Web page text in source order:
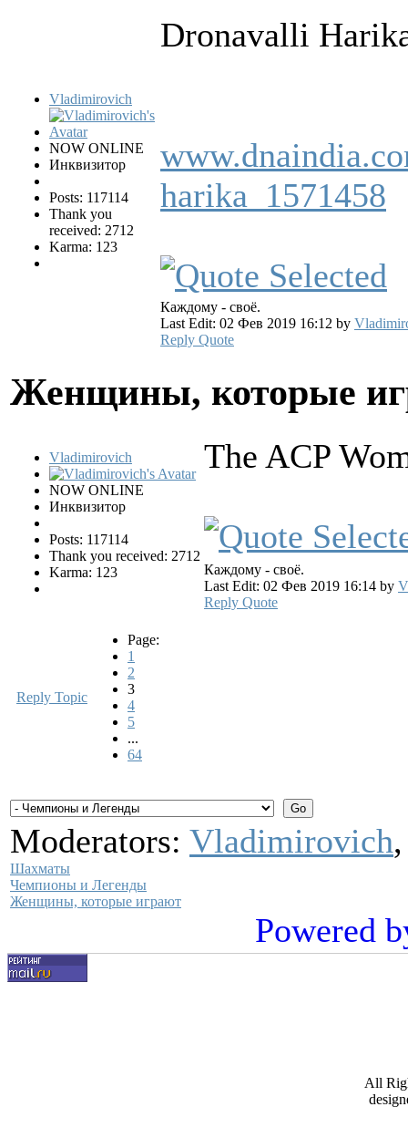
Vladimirovich
NOW ONLINE
Инквизитор
Posts: 117114
Thank you
received: 2712
Karma: 123
Dronavalli
harika_1571458
Каждому - своё.
Last Edit: 02 Фев 2019 16:12 by
Reply Quote
Женщины, которые
Vladimirovich
NOW ONLINE
Инквизитор
Posts: 117114
Thank you received: 2712
Karma: 123
The ACP
Каждому - своё.
Last Edit: 02 Фев 2019 16:14 by
Reply Quote
Reply Topic
Page:
1
2
3
4
5
...
64
Moderators: Vladimirovich
Шахматы
Чемпионы и Легенды
Женщины, которые играют
Powered
All